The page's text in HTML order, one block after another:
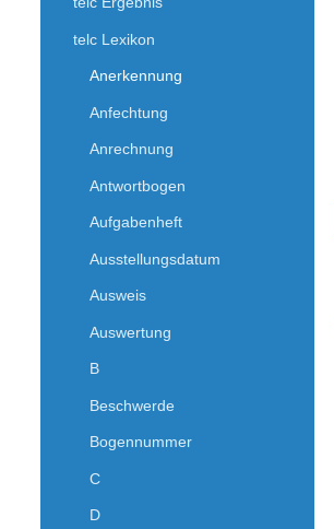
telc Lexikon
Anerkennung
Anfechtung
Anrechnung
Antwortbogen
Aufgabenheft
Ausstellungsdatum
Ausweis
Auswertung
B
Beschwerde
Bogennummer
C
D